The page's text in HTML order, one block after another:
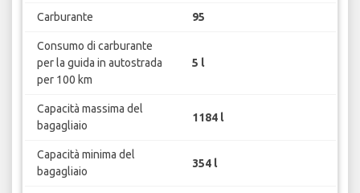
Carburante 95
Consumo di carburante
per la guida in autostrada
per 100 km
5 l
Capacità massima del
bagagliaio
1184 l
Capacità minima del
bagagliaio
354 l